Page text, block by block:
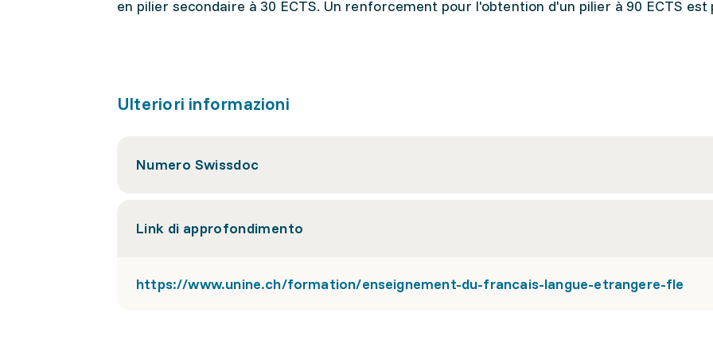
en pilier secondaire à 30 ECTS. Un renforcement pour l'obtention d'un pilier à 90 ECTS est
Ulteriori informazioni
Numero Swissdoc
Link di approfondimento
https://www.unine.ch/formation/enseignement-du-francais-langue-etrangere-fle